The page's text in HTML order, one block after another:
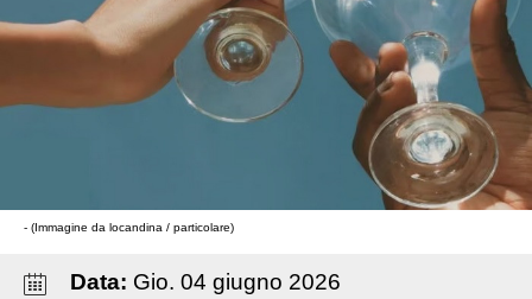
- (Immagine da locandina / particolare)
Data: Gio. 04 giugno 2026